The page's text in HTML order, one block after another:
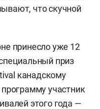
что скучной
принесло уже 12
приз
канадскому
участник
этого года —